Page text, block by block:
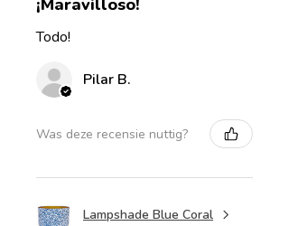
¡Maravilloso!
Todo!
Pilar B.
Was deze recensie nuttig?
Lampshade Blue Coral